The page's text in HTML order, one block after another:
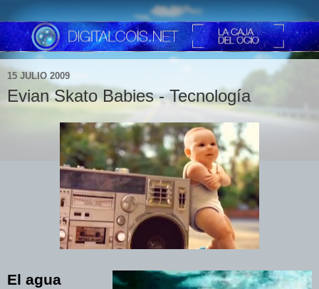
15 JULIO 2009
Evian Skato Babies - Tecnología
El agua